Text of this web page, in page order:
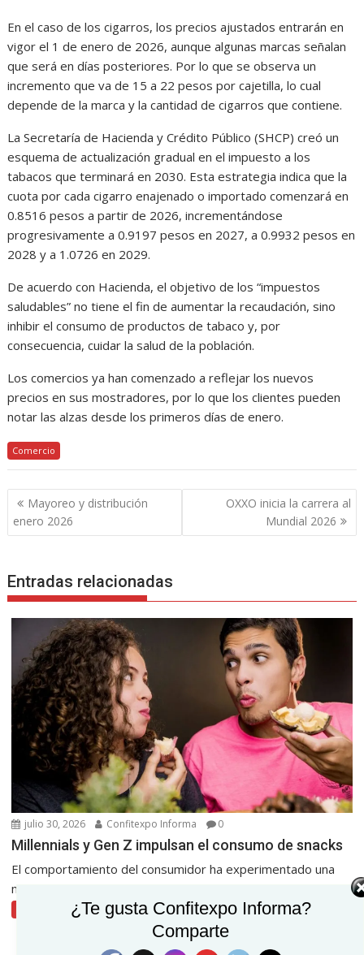
En el caso de los cigarros, los precios ajustados entrarán en
vigor el 1 de enero de 2026, aunque algunas marcas señalan
que será en días posteriores. Por lo que se observa un
incremento que va de 15 a 22 pesos por cajetilla, lo cual
depende de la marca y la cantidad de cigarros que contiene.
La Secretaría de Hacienda y Crédito Público (SHCP) creó un
esquema de actualización gradual en el impuesto a los
tabacos que terminará en 2030. Esta estrategia indica que la
cuota por cada cigarro enajenado o importado comenzará en
0.8516 pesos a partir de 2026, incrementándose
progresivamente a 0.9197 pesos en 2027, a 0.9932 pesos en
2028 y a 1.0726 en 2029.
De acuerdo con Hacienda, el objetivo de los “impuestos
saludables” no tiene el fin de aumentar la recaudación, sino
inhibir el consumo de productos de tabaco y, por
consecuencia, cuidar la salud de la población.
Los comercios ya han comenzado a reflejar los nuevos
precios en sus mostradores, por lo que los clientes pueden
notar las alzas desde los primeros días de enero.
Comercio
Navegación
de
entradas
Mayoreo y distribución
enero 2026
OXXO inicia la carrera al
Mundial 2026
Entradas relacionadas
julio 30, 2026 Confitexpo Informa 0
Millennials y Gen Z impulsan el consumo de snacks
El comportamiento del consumidor ha experimentado una
metamorfosis radical en los últimos años, y el mercado...
¿Te gusta Confitexpo Informa?
Comparte